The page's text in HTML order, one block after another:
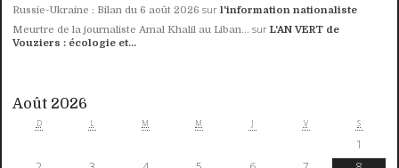
Russie-Ukraine : Bilan du 6 août 2026 surl'information nationaliste
Meurtre de la journaliste Amal Khalil au Liban... surL'AN VERT de
Vouziers : écologie et...
Août 2026
D L M M V S
1